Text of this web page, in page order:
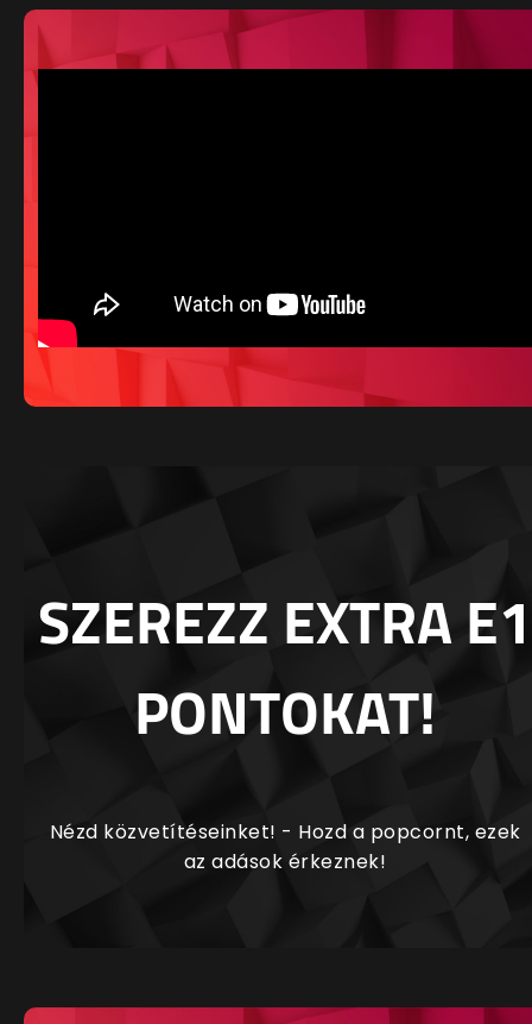
SZEREZZ EXTRA E1
PONTOKAT!
Nézd közvetítéseinket! - Hozd a popcornt, ezek
az adások érkeznek!